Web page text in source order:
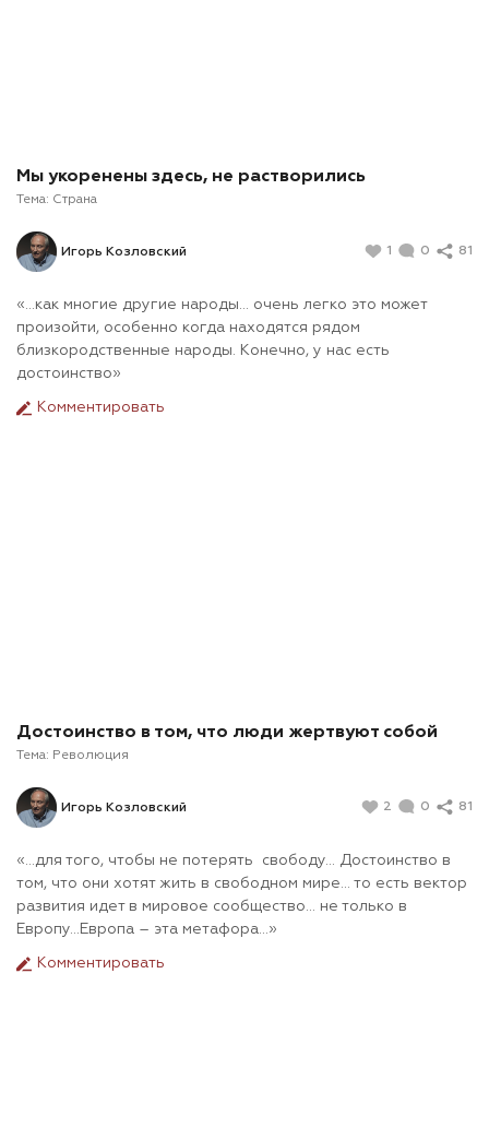
Мы укоренены здесь, не растворились
Тема: Страна
Игорь Козловский 1 0 81
«…как многие другие народы… очень легко это может
произойти, особенно когда находятся рядом
близкородственные народы. Конечно, у нас есть
достоинство»
Комментировать
Достоинство в том, что люди жертвуют собой
Тема: Революция
Игорь Козловский 2 0 81
«…для того, чтобы не потерять свободу... Достоинство в
том, что они хотят жить в свободном мире… то есть вектор
развития идет в мировое сообщество… не только в
Европу…Европа – эта метафора…»
Комментировать